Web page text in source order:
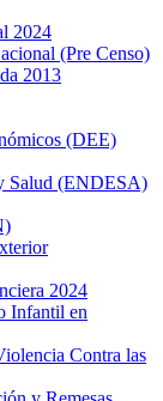
2024
(Pre Censo)
2013
(DEE)
Salud (ENDESA)
2024
Infantil en
Contra las